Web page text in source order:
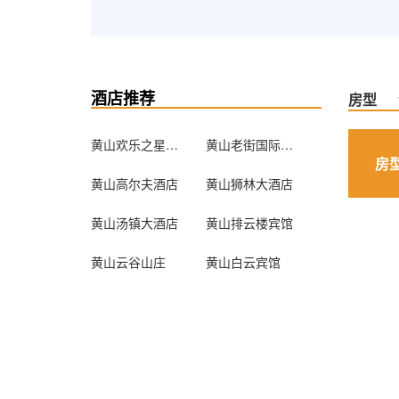
酒店推荐
黄山欢乐之星经济连锁酒店 黄山老街国际青年旅舍
黄山高尔夫酒店 黄山狮林大酒店
黄山汤镇大酒店 黄山排云楼宾馆
黄山云谷山庄 黄山白云宾馆
房型
房